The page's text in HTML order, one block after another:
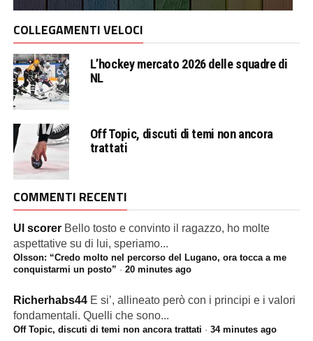
COLLEGAMENTI VELOCI
L’hockey mercato 2026 delle squadre di
NL
Off Topic, discuti di temi non ancora
trattati
COMMENTI RECENTI
Ul scorer Bello tosto e convinto il ragazzo, ho molte
aspettative su di lui, speriamo...
Olsson: “Credo molto nel percorso del Lugano, ora tocca a me
conquistarmi un posto” · 20 minutes ago
Richerhabs44 E si’, allineato però con i principi e i valori
fondamentali. Quelli che sono...
Off Topic, discuti di temi non ancora trattati · 34 minutes ago